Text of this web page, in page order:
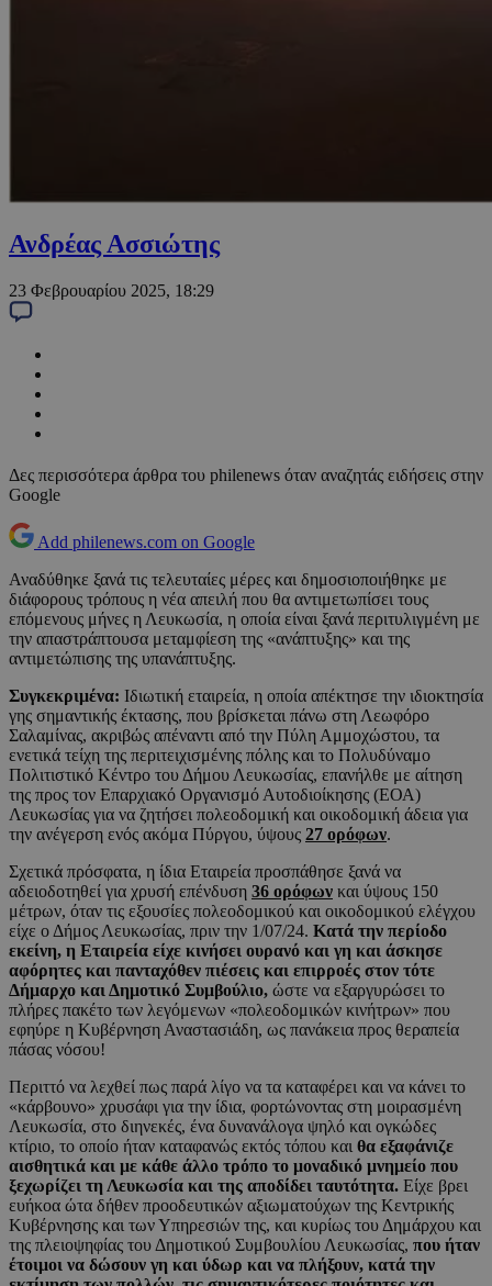
Ανδρέας Ασσιώτης
23 Φεβρουαρίου 2025, 18:29
Δες περισσότερα άρθρα του philenews όταν αναζητάς ειδήσεις στην
Google
Add philenews.com on Google
Αναδύθηκε ξανά τις τελευταίες μέρες και δημοσιοποιήθηκε με
διάφορους τρόπους η νέα απειλή που θα αντιμετωπίσει τους
επόμενους μήνες η Λευκωσία, η οποία είναι ξανά περιτυλιγμένη με
την απαστράπτουσα μεταμφίεση της «ανάπτυξης» και της
αντιμετώπισης της υπανάπτυξης.
Συγκεκριμένα: Ιδιωτική εταιρεία, η οποία απέκτησε την ιδιοκτησία
γης σημαντικής έκτασης, που βρίσκεται πάνω στη Λεωφόρο
Σαλαμίνας, ακριβώς απέναντι από την Πύλη Αμμοχώστου, τα
ενετικά τείχη της περιτειχισμένης πόλης και το Πολυδύναμο
Πολιτιστικό Κέντρο του Δήμου Λευκωσίας, επανήλθε με αίτηση
της προς τον Επαρχιακό Οργανισμό Αυτοδιοίκησης (ΕΟΑ)
Λευκωσίας για να ζητήσει πολεοδομική και οικοδομική άδεια για
την ανέγερση ενός ακόμα Πύργου, ύψους 27 ορόφων.
Σχετικά πρόσφατα, η ίδια Εταιρεία προσπάθησε ξανά να
αδειοδοτηθεί για χρυσή επένδυση 36 ορόφων και ύψους 150
μέτρων, όταν τις εξουσίες πολεοδομικού και οικοδομικού ελέγχου
είχε ο Δήμος Λευκωσίας, πριν την 1/07/24. Κατά την περίοδο
εκείνη, η Εταιρεία είχε κινήσει ουρανό και γη και άσκησε
αφόρητες και πανταχόθεν πιέσεις και επιρροές στον τότε
Δήμαρχο και Δημοτικό Συμβούλιο, ώστε να εξαργυρώσει το
πλήρες πακέτο των λεγόμενων «πολεοδομικών κινήτρων» που
εφηύρε η Κυβέρνηση Αναστασιάδη, ως πανάκεια προς θεραπεία
πάσας νόσου!
Περιττό να λεχθεί πως παρά λίγο να τα καταφέρει και να κάνει το
«κάρβουνο» χρυσάφι για την ίδια, φορτώνοντας στη μοιρασμένη
Λευκωσία, στο διηνεκές, ένα δυνανάλογα ψηλό και ογκώδες
κτίριο, το οποίο ήταν καταφανώς εκτός τόπου και θα εξαφάνιζε
αισθητικά και με κάθε άλλο τρόπο το μοναδικό μνημείο που
ξεχωρίζει τη Λευκωσία και της αποδίδει ταυτότητα. Είχε βρει
ευήκοα ώτα δήθεν προοδευτικών αξιωματούχων της Κεντρικής
Κυβέρνησης και των Υπηρεσιών της, και κυρίως του Δημάρχου και
της πλειοψηφίας του Δημοτικού Συμβουλίου Λευκωσίας, που ήταν
έτοιμοι να δώσουν γη και ύδωρ και να πλήξουν, κατά την